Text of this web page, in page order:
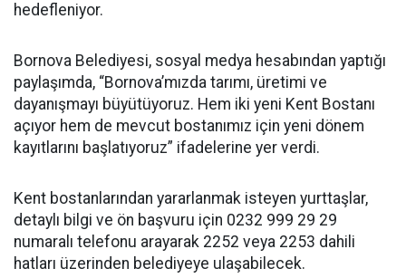
hedefleniyor.
Bornova Belediyesi, sosyal medya hesabından yaptığı
paylaşımda, “Bornova’mızda tarımı, üretimi ve
dayanışmayı büyütüyoruz. Hem iki yeni Kent Bostanı
açıyor hem de mevcut bostanımız için yeni dönem
kayıtlarını başlatıyoruz” ifadelerine yer verdi.
Kent bostanlarından yararlanmak isteyen yurttaşlar,
detaylı bilgi ve ön başvuru için 0232 999 29 29
numaralı telefonu arayarak 2252 veya 2253 dahili
hatları üzerinden belediyeye ulaşabilecek.